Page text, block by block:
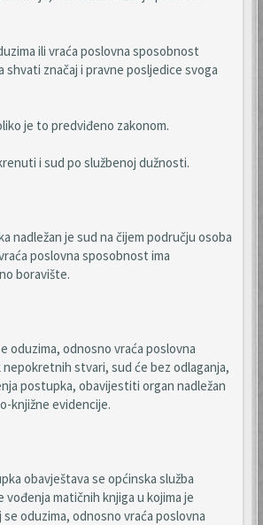
ili vraća poslovna sposobnost
shvati značaj i pravne posljedice svoga
je to predviđeno zakonom.
i sud po službenoj dužnosti.
nadležan je sud na čijem području osoba
poslovna sposobnost ima
boravište.
oduzima, odnosno vraća poslovna
stvari, sud će bez odlaganja,
postupka, obavijestiti organ nadležan
knjižne evidencije.
obavještava se općinska služba
vođenja matičnih knjiga u kojima je
oduzima, odnosno vraća poslovna